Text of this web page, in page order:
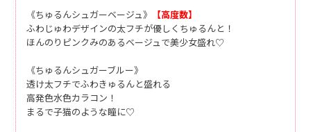
《ちゅるんシュガーベージュ》
【高度数】
ふわじゅわデザインの太フチが優しくちゅるんと！
ほんのりピンクみのあるベージュで美少女盛れ♡
《ちゅるんシュガーブルー》
透け太フチでふわきゅるんと盛れる
高発色水色カラコン！
まるで子猫のような瞳に♡